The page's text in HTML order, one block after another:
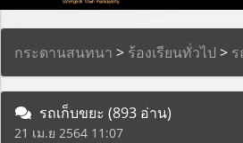
กระดานสนทนา > ร้องเรียนทั่วไป >
รถเก็บขยะ (893 อ่าน)
21 เม.ย 2564 11:07